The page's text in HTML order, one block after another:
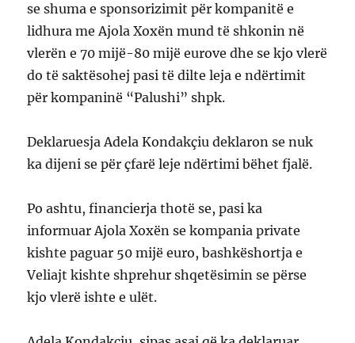
se shuma e sponsorizimit për kompanitë e
lidhura me Ajola Xoxën mund të shkonin në
vlerën e 70 mijë-80 mijë eurove dhe se kjo vlerë
do të saktësohej pasi të dilte leja e ndërtimit
për kompaninë “Palushi” shpk.
Deklaruesja Adela Kondakçiu deklaron se nuk
ka dijeni se për çfarë leje ndërtimi bëhet fjalë.
Po ashtu, financierja thotë se, pasi ka
informuar Ajola Xoxën se kompania private
kishte paguar 50 mijë euro, bashkëshortja e
Veliajt kishte shprehur shqetësimin se përse
kjo vlerë ishte e ulët.